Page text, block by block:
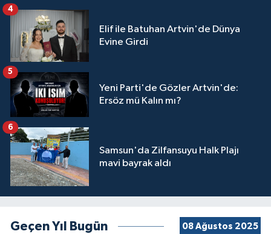
Elif ile Batuhan Artvin'de Dünya
Evine Girdi
4
Yeni Parti'de Gözler Artvin'de:
Ersöz mü Kalın mı?
5
Samsun'da Zilfansuyu Halk Plajı
mavi bayrak aldı
6
Geçen Yıl Bugün 08 Ağustos 2025